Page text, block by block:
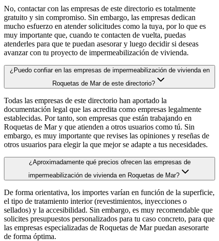
No, contactar con las empresas de este directorio es totalmente
gratuito y sin compromiso. Sin embargo, las empresas dedican
mucho esfuerzo en atender solicitudes como la tuya, por lo que es
muy importante que, cuando te contacten de vuelta, puedas
atenderles para que te puedan asesorar y luego decidir si deseas
avanzar con tu proyecto de impermeabilización de vivienda.
¿Puedo confiar en las empresas de impermeabilización de vivienda en
Roquetas de Mar de este directorio?
Todas las empresas de este directorio han aportado la
documentación legal que las acredita como empresas legalmente
establecidas. Por tanto, son empresas que están trabajando en
Roquetas de Mar y que atienden a otros usuarios como tú. Sin
embargo, es muy importante que revises las opiniones y reseñas de
otros usuarios para elegir la que mejor se adapte a tus necesidades.
¿Aproximadamente qué precios ofrecen las empresas de
impermeabilización de vivienda en Roquetas de Mar?
De forma orientativa, los importes varían en función de la superficie,
el tipo de tratamiento interior (revestimientos, inyecciones o
sellados) y la accesibilidad. Sin embargo, es muy recomendable que
solicites presupuestos personalizados para tu caso concreto, para que
las empresas especializadas de Roquetas de Mar puedan asesorarte
de forma óptima.